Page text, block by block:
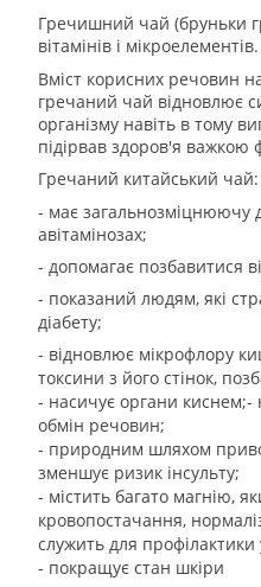
Гречишний чай (бруньки
вітамінів і мікроелементів.
Вміст корисних речовин
гречаний чай відновлює
організму навіть в тому
підірвав здоров'я
Гречаний китайський чай:
- має загальнозміцнюючу
авітамінозах;
- допомагає позбавитися
- показаний людям, які
діабету;
- відновлює мікрофлору
токсини з його стінок,
- насичує органи
обмін речовин;
- природним шляхом
зменшує ризик інсульту;
- містить багато магнію,
кровопостачання,
служить для профілактики
- покращує стан шкіри